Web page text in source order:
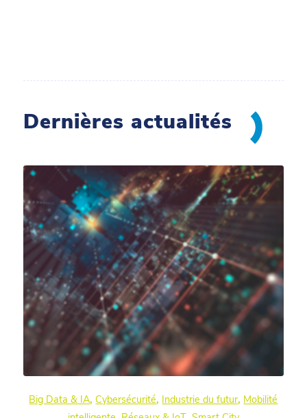
Dernières actualités
Big Data & IA,Cybersécurité, Industrie du futur, Mobilité